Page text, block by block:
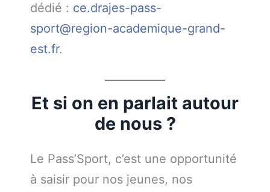
dédié : ce.drajes-pass-
sport@region-academique-grand-
est.fr.
Et si on en parlait autour
de nous ?
Le Pass’Sport, c’est une opportunité
à saisir pour nos jeunes, nos